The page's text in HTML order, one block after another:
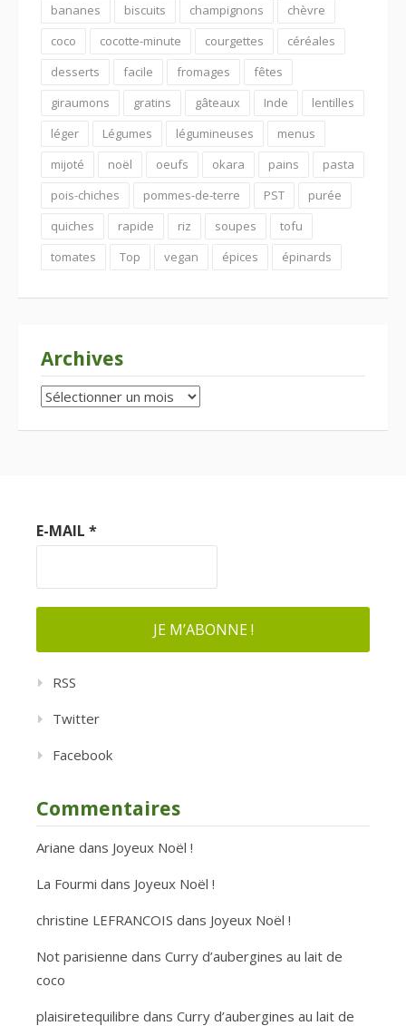
bananes
biscuits champignons
chèvre
coco
cocotte-minute courgettes
céréales
desserts
facile fromages
fêtes
giraumons
gratins gâteaux Inde
lentilles
léger
Légumes légumineuses
menus
mijoté
noël oeufs okara pains
pasta
pois-chiches
pommes-de-terre PST
purée
quiches
rapide riz soupes
tofu
tomates
Top vegan épices épinards
Archives
Archives
E-MAIL *
RSS
Twitter
Facebook
Commentaires
Ariane dans Joyeux Noël !
La Fourmi dans Joyeux Noël !
christine LEFRANCOIS dans Joyeux Noël !
Not parisienne dans Curry d’aubergines au lait de
coco
plaisiretequilibre dans Curry d’aubergines au lait de